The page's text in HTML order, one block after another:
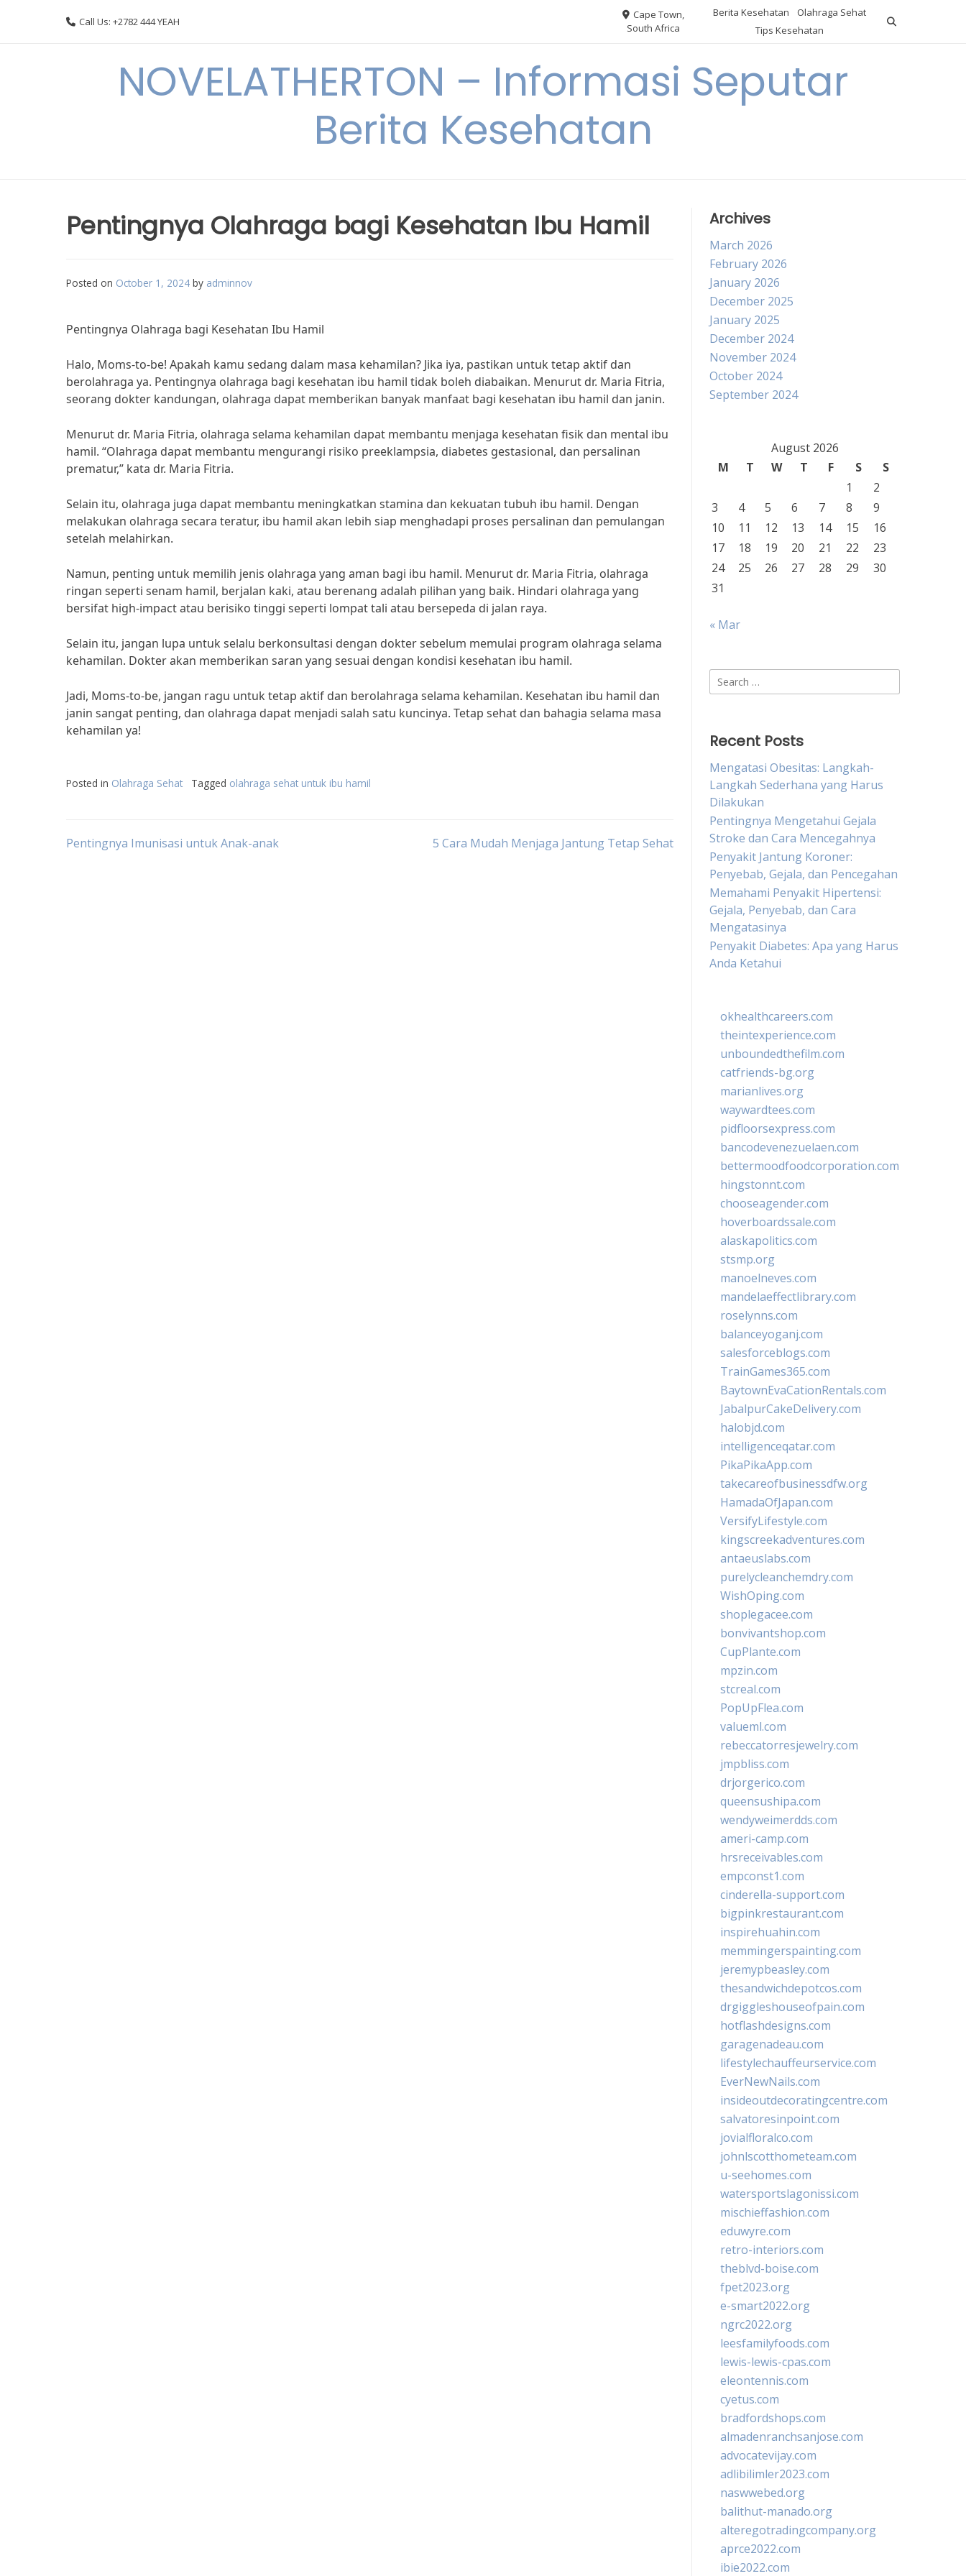
Call Us: +2782 444 YEAH
Cape Town,
South Africa
Berita Kesehatan
Olahraga Sehat
Tips Kesehatan
NOVELATHERTON – Informasi Seputar
Berita Kesehatan
Pentingnya Olahraga bagi Kesehatan Ibu Hamil
Posted on October 1, 2024 by adminnov
Pentingnya Olahraga bagi Kesehatan Ibu Hamil
Halo, Moms-to-be! Apakah kamu sedang dalam masa kehamilan? Jika iya, pastikan untuk tetap aktif dan
berolahraga ya. Pentingnya olahraga bagi kesehatan ibu hamil tidak boleh diabaikan. Menurut dr. Maria Fitria,
seorang dokter kandungan, olahraga dapat memberikan banyak manfaat bagi kesehatan ibu hamil dan janin.
Menurut dr. Maria Fitria, olahraga selama kehamilan dapat membantu menjaga kesehatan fisik dan mental ibu
hamil. “Olahraga dapat membantu mengurangi risiko preeklampsia, diabetes gestasional, dan persalinan
prematur,” kata dr. Maria Fitria.
Selain itu, olahraga juga dapat membantu meningkatkan stamina dan kekuatan tubuh ibu hamil. Dengan
melakukan olahraga secara teratur, ibu hamil akan lebih siap menghadapi proses persalinan dan pemulangan
setelah melahirkan.
Namun, penting untuk memilih jenis olahraga yang aman bagi ibu hamil. Menurut dr. Maria Fitria, olahraga
ringan seperti senam hamil, berjalan kaki, atau berenang adalah pilihan yang baik. Hindari olahraga yang
bersifat high-impact atau berisiko tinggi seperti lompat tali atau bersepeda di jalan raya.
Selain itu, jangan lupa untuk selalu berkonsultasi dengan dokter sebelum memulai program olahraga selama
kehamilan. Dokter akan memberikan saran yang sesuai dengan kondisi kesehatan ibu hamil.
Jadi, Moms-to-be, jangan ragu untuk tetap aktif dan berolahraga selama kehamilan. Kesehatan ibu hamil dan
janin sangat penting, dan olahraga dapat menjadi salah satu kuncinya. Tetap sehat dan bahagia selama masa
kehamilan ya!
Posted in Olahraga Sehat Tagged olahraga sehat untuk ibu hamil
Post
Pentingnya Imunisasi untuk Anak-anak 5 Cara Mudah Menjaga Jantung Tetap Sehat
Archives
March 2026
February 2026
January 2026
December 2025
January 2025
December 2024
November 2024
October 2024
September 2024
August 2026
M
T W T F S
S
1
2
3
4 5 6 7 8
9
10
11 12 13 14 15
16
17
18 19 20 21 22
23
24
25 26 27 28 29
30
31
« Mar
Search
for:
Recent Posts
Mengatasi Obesitas: Langkah-
Langkah Sederhana yang Harus
Dilakukan
Pentingnya Mengetahui Gejala
Stroke dan Cara Mencegahnya
Penyakit Jantung Koroner:
Penyebab, Gejala, dan Pencegahan
Memahami Penyakit Hipertensi:
Gejala, Penyebab, dan Cara
Mengatasinya
Penyakit Diabetes: Apa yang Harus
Anda Ketahui
okhealthcareers.com
theintexperience.com
unboundedthefilm.com
catfriends-bg.org
marianlives.org
waywardtees.com
pidfloorsexpress.com
bancodevenezuelaen.com
bettermoodfoodcorporation.com
hingstonnt.com
chooseagender.com
hoverboardssale.com
alaskapolitics.com
stsmp.org
manoelneves.com
mandelaeffectlibrary.com
roselynns.com
balanceyoganj.com
salesforceblogs.com
TrainGames365.com
BaytownEvaCationRentals.com
JabalpurCakeDelivery.com
halobjd.com
intelligenceqatar.com
PikaPikaApp.com
takecareofbusinessdfw.org
HamadaOfJapan.com
VersifyLifestyle.com
kingscreekadventures.com
antaeuslabs.com
purelycleanchemdry.com
WishOping.com
shoplegacee.com
bonvivantshop.com
CupPlante.com
mpzin.com
stcreal.com
PopUpFlea.com
valueml.com
rebeccatorresjewelry.com
jmpbliss.com
drjorgerico.com
queensushipa.com
wendyweimerdds.com
ameri-camp.com
hrsreceivables.com
empconst1.com
cinderella-support.com
bigpinkrestaurant.com
inspirehuahin.com
memmingerspainting.com
jeremypbeasley.com
thesandwichdepotcos.com
drgiggleshouseofpain.com
hotflashdesigns.com
garagenadeau.com
lifestylechauffeurservice.com
EverNewNails.com
insideoutdecoratingcentre.com
salvatoresinpoint.com
jovialfloralco.com
johnlscotthometeam.com
u-seehomes.com
watersportslagonissi.com
mischieffashion.com
eduwyre.com
retro-interiors.com
theblvd-boise.com
fpet2023.org
e-smart2022.org
ngrc2022.org
leesfamilyfoods.com
lewis-lewis-cpas.com
eleontennis.com
cyetus.com
bradfordshops.com
almadenranchsanjose.com
advocatevijay.com
adlibilimler2023.com
naswwebed.org
balithut-manado.org
alteregotradingcompany.org
aprce2022.com
ibie2022.com